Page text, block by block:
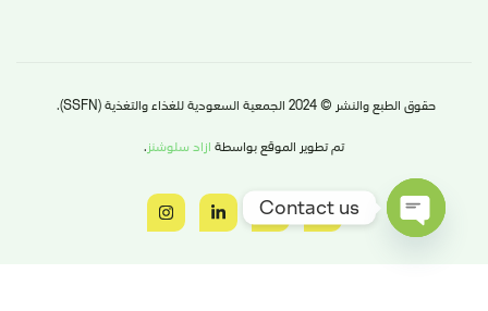
حقوق الطبع والنشر © 2024 الجمعية السعودية للغذاء والتغذية (SSFN).
تم تطوير الموقع بواسطةازاد سلوشنز.
Contact us
Open chaty